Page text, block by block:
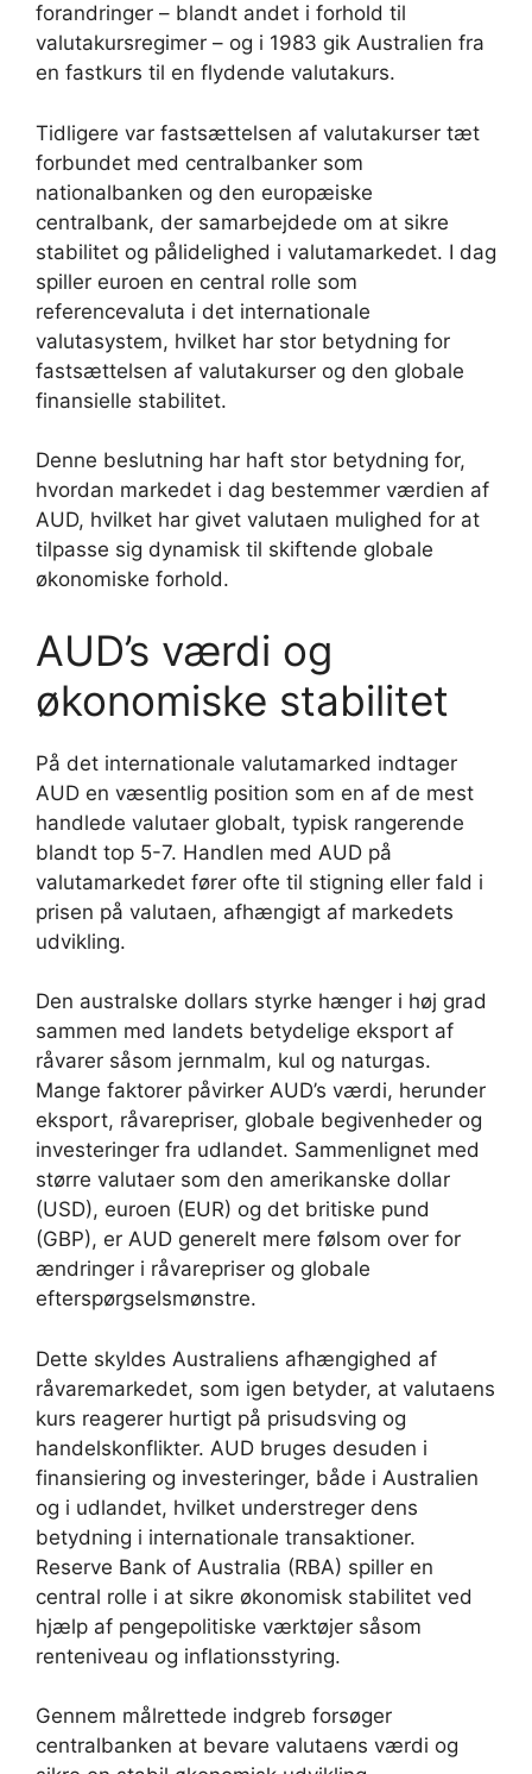
forandringer – blandt andet i forhold til
valutakursregimer – og i 1983 gik Australien fra
en fastkurs til en flydende valutakurs.
Tidligere var fastsættelsen af valutakurser tæt
forbundet med centralbanker som
nationalbanken og den europæiske
centralbank, der samarbejdede om at sikre
stabilitet og pålidelighed i valutamarkedet. I dag
spiller euroen en central rolle som
referencevaluta i det internationale
valutasystem, hvilket har stor betydning for
fastsættelsen af valutakurser og den globale
finansielle stabilitet.
Denne beslutning har haft stor betydning for,
hvordan markedet i dag bestemmer værdien af
AUD, hvilket har givet valutaen mulighed for at
tilpasse sig dynamisk til skiftende globale
økonomiske forhold.
AUD’s værdi og
økonomiske stabilitet
På det internationale valutamarked indtager
AUD en væsentlig position som en af de mest
handlede valutaer globalt, typisk rangerende
blandt top 5-7. Handlen med AUD på
valutamarkedet fører ofte til stigning eller fald i
prisen på valutaen, afhængigt af markedets
udvikling.
Den australske dollars styrke hænger i høj grad
sammen med landets betydelige eksport af
råvarer såsom jernmalm, kul og naturgas.
Mange faktorer påvirker AUD’s værdi, herunder
eksport, råvarepriser, globale begivenheder og
investeringer fra udlandet. Sammenlignet med
større valutaer som den amerikanske dollar
(USD), euroen (EUR) og det britiske pund
(GBP), er AUD generelt mere følsom over for
ændringer i råvarepriser og globale
efterspørgselsmønstre.
Dette skyldes Australiens afhængighed af
råvaremarkedet, som igen betyder, at valutaens
kurs reagerer hurtigt på prisudsving og
handelskonflikter. AUD bruges desuden i
finansiering og investeringer, både i Australien
og i udlandet, hvilket understreger dens
betydning i internationale transaktioner.
Reserve Bank of Australia (RBA) spiller en
central rolle i at sikre økonomisk stabilitet ved
hjælp af pengepolitiske værktøjer såsom
renteniveau og inflationsstyring.
Gennem målrettede indgreb forsøger
centralbanken at bevare valutaens værdi og